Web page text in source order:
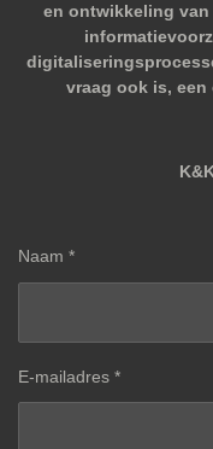
en ontwikkeling
vraag ook is,
Naam *
E-mailadres *